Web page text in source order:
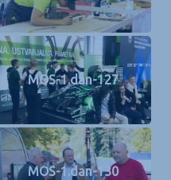
MOS-1.dan-127
MOS-1.dan-130